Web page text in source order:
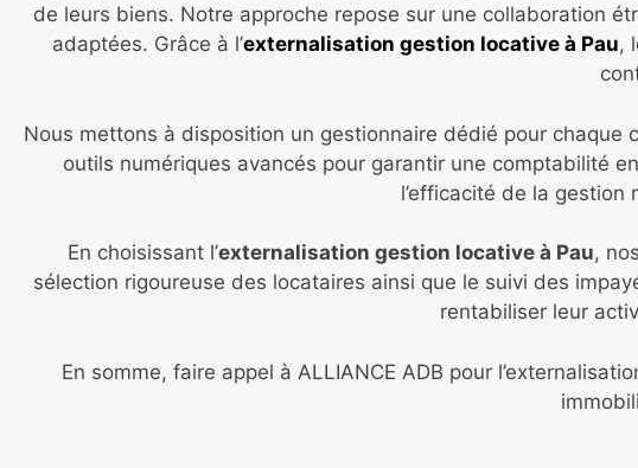
de leurs biens. Notre approche repose sur une collaboration
adaptées. Grâce à l’externalisation gestion locative à Pau,
Nous mettons à disposition un gestionnaire dédié pour
outils numériques avancés pour garantir une comptabilité
l’efficacité de la
En choisissant l’externalisation gestion locative à Pau,
sélection rigoureuse des locataires ainsi que le suivi des
rentabiliser leur
En somme, faire appel à ALLIANCE ADB pour